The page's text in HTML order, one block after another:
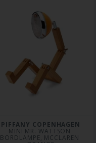
PIFFANY COPENHAGEN
MINI MR. WATTSON
BORDLAMPE, MCCLAREN